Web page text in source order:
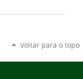
Voltar para o topo